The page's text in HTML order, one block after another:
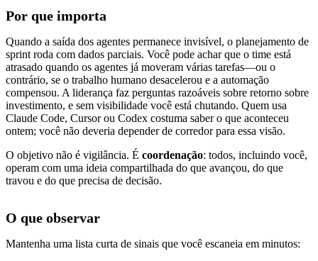
Por que importa
Quando a saída dos agentes permanece invisível, o planejamento de
sprint roda com dados parciais. Você pode achar que o time está
atrasado quando os agentes já moveram várias tarefas—ou o
contrário, se o trabalho humano desacelerou e a automação
compensou. A liderança faz perguntas razoáveis sobre retorno sobre
investimento, e sem visibilidade você está chutando. Quem usa
Claude Code, Cursor ou Codex costuma saber o que aconteceu
ontem; você não deveria depender de corredor para essa visão.
O objetivo não é vigilância. É coordenação: todos, incluindo você,
operam com uma ideia compartilhada do que avançou, do que
travou e do que precisa de decisão.
O que observar
Mantenha uma lista curta de sinais que você escaneia em minutos: